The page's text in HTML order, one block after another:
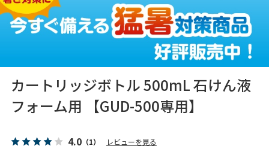
カートリッジボトル 500mL 石けん液
フォーム用 【GUD-500専用】
4.0（1） レビューを見る